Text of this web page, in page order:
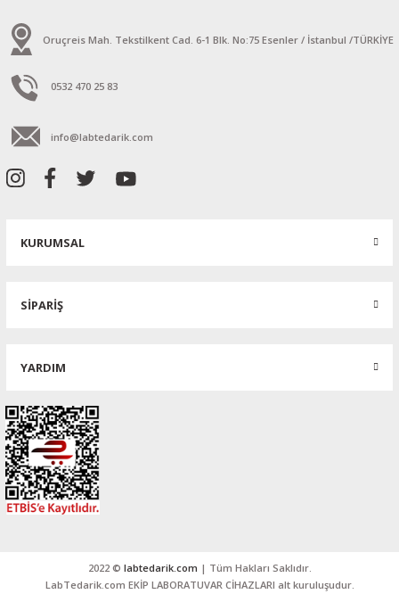
Oruçreis Mah. Tekstilkent Cad. 6-1 Blk. No:75 Esenler / İstanbul /TÜRKİYE
0532 470 25 83
info@labtedarik.com
KURUMSAL
SİPARİŞ
YARDIM
2022 © labtedarik.com | Tüm Hakları Saklıdır.
LabTedarik.com EKİP LABORATUVAR CİHAZLARI alt kuruluşudur.